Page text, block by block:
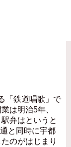
「鉄道唱歌」で
は明治5年、
弁はというと
と同時に宇都
のがはじまり